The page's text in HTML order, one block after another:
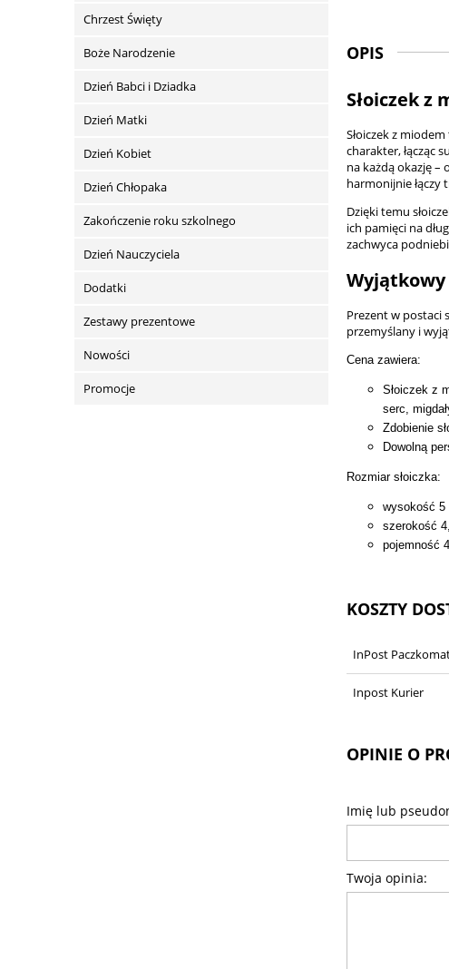
Chrzest Święty
Boże Narodzenie
Dzień Babci i Dziadka
Dzień Matki
Dzień Kobiet
Dzień Chłopaka
Zakończenie roku szkolnego
Dzień Nauczyciela
Dodatki
Zestawy prezentowe
Nowości
Promocje
OPIS
Słoiczek z
Słoiczek z
charakter, łącząc
na każdą okazję
harmonijnie łączy
Dzięki temu
ich pamięci na
zachwyca
Prezent w postaci
przemyślany i
Cena zawiera:
Słoiczek z
serc,
Zdobienie
Dowolną
Rozmiar słoiczka:
wysokość 5
szerokość
pojemność
KOSZTY
InPost
Inpost Kurier
OPINIE O
Imię lub
Twoja opinia: